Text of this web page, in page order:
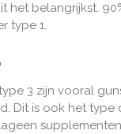
het belangrijkst.
type 1.
3 zijn vooral
Dit is ook het type